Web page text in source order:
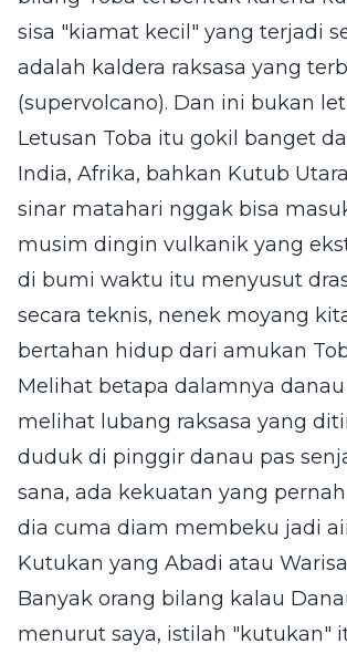
sisa "kiamat kecil" yang terjadi
adalah kaldera raksasa yang
(supervolcano). Dan ini bukan
Letusan Toba itu gokil banget
India, Afrika, bahkan Kutub
sinar matahari nggak bisa
musim dingin vulkanik yang
di bumi waktu itu menyusut
secara teknis, nenek moyang
bertahan hidup dari amukan
Melihat betapa dalamnya
melihat lubang raksasa yang
duduk di pinggir danau pas
sana, ada kekuatan yang
dia cuma diam membeku jadi
Kutukan yang Abadi atau
Banyak orang bilang kalau
menurut saya, istilah "kutukan"